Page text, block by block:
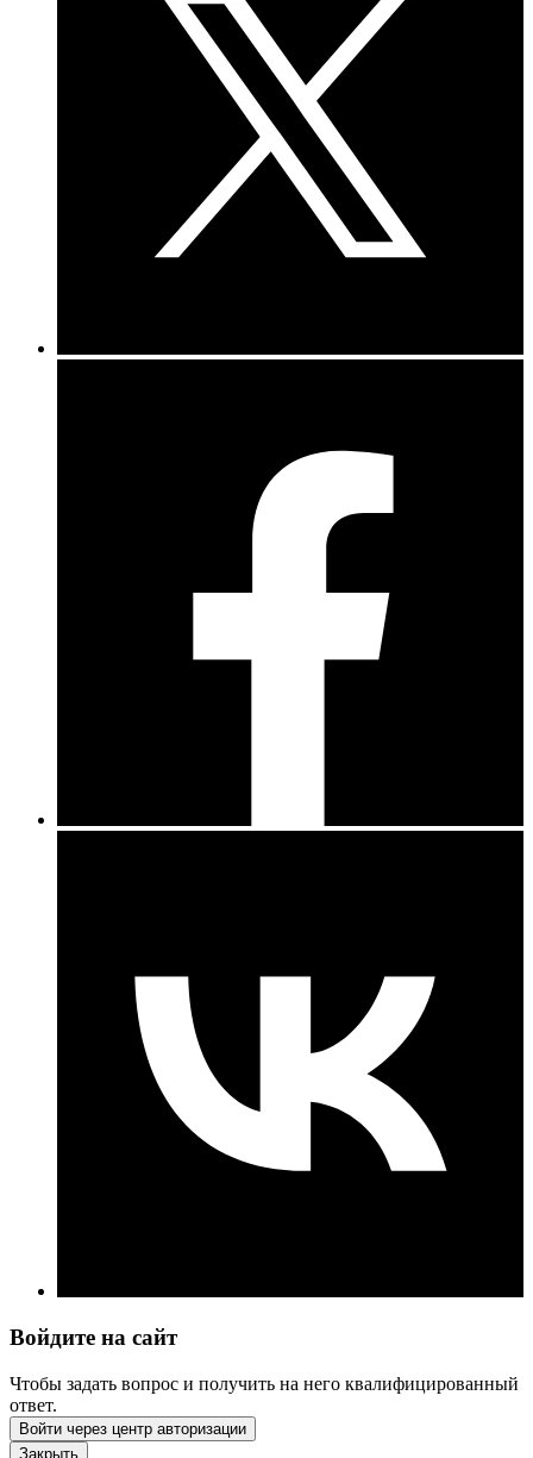
Войдите на сайт
Чтобы задать вопрос и получить на него квалифицированный
ответ.
Войти через центр авторизации
Закрыть